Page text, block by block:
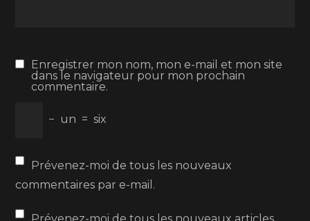
Enregistrer mon nom, mon e-mail et mon site
dans le navigateur pour mon prochain
commentaire.
− un = six
Prévenez-moi de tous les nouveaux
commentaires par e-mail.